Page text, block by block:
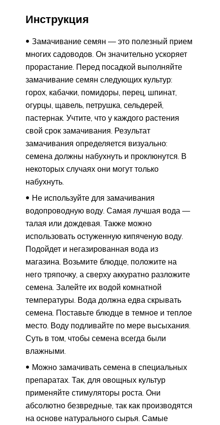
Инструкция
Замачивание семян — это полезный прием
многих садоводов. Он значительно ускоряет
прорастание. Перед посадкой выполняйте
замачивание семян следующих культур:
горох, кабачки, помидоры, перец, шпинат,
огурцы, щавель, петрушка, сельдерей,
пастернак. Учтите, что у каждого растения
свой срок замачивания. Результат
замачивания определяется визуально:
семена должны набухнуть и проклюнутся. В
некоторых случаях они могут только
набухнуть.
Не используйте для замачивания
водопроводную воду. Самая лучшая вода —
талая или дождевая. Также можно
использовать остуженную кипяченую воду.
Подойдет и негазированная вода из
магазина. Возьмите блюдце, положите на
него тряпочку, а сверху аккуратно разложите
семена. Залейте их водой комнатной
температуры. Вода должна едва скрывать
семена. Поставьте блюдце в темное и теплое
место. Воду подливайте по мере высыхания.
Суть в том, чтобы семена всегда были
влажными.
Можно замачивать семена в специальных
препаратах. Так, для овощных культур
применяйте стимуляторы роста. Они
абсолютно безвредные, так как производятся
на основе натурального сырья. Самые